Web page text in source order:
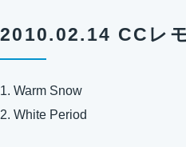
2010.02.14 CCレ
1. Warm Snow
2. White Period